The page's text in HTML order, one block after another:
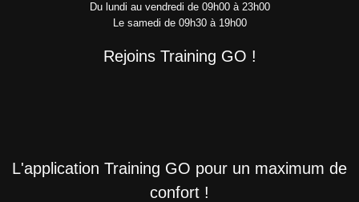
Du lundi au vendredi de 09h00 à 23h00
Le samedi de 09h30 à 19h00
Rejoins Training GO !
L'application Training GO pour un maximum de
confort !